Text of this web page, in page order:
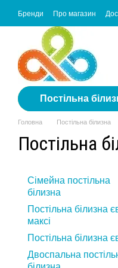
Перейти до основного
Бренди Про магазин
Згода з розсилкою
Постільна
Головна Постільна білизна
Постільна
Сімейна постільна
білизна
Постільна білизна
максі
Постільна білизна
Двоспальна